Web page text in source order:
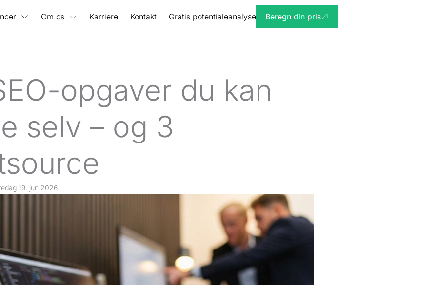
Om os Karriere Kontakt Gratis potentialeanalyse Beregn din pris
opgaver du kan
selv – og 3
19. jun 2026